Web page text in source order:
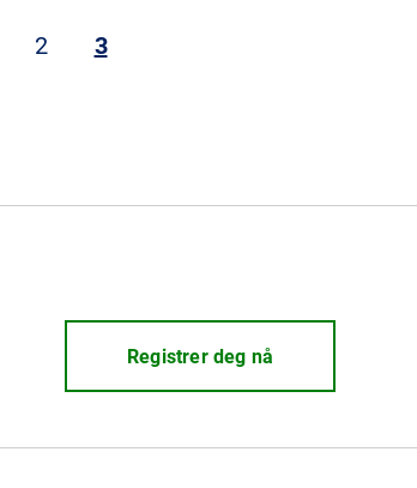
2 3
Registrer deg nå